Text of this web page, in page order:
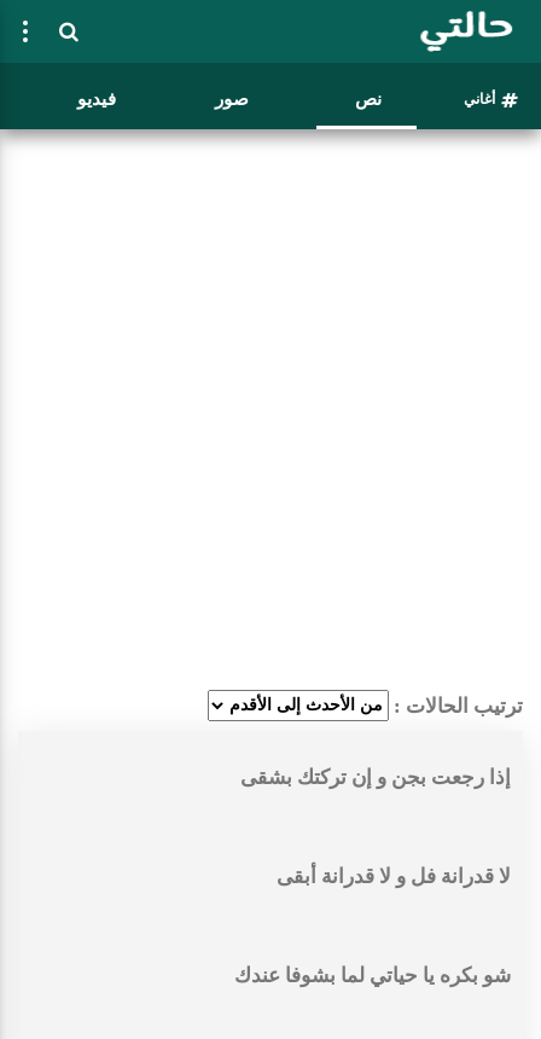
أغاني نص صور فيديو
ترتيب الحالات :
إذا رجعت بجن و إن تركتك بشقى
لا قدرانة فل و لا قدرانة أبقى
شو بكره يا حياتي لما بشوفا عندك